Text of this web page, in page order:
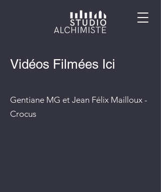
Vidéos Filmées Ici
Gentiane MG et Jean Félix Mailloux -
Crocus